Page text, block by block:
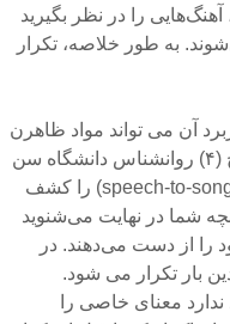
را در نظر بگیرید
به طور خلاصه، تکرار
آن می تواند مواد ظاهرن
غیر موسیقیایی را به صورت چشمگیری به آهنگ تبدیل کند. دیانا دویچ (۴) روانشناس دانشگاه سن
دیگو در کالیفرنیا نمونه ای قدرتمند از توهم «گفتار-آهنگ» (speech-to-song illusion) را کشف
شما در نهایت می‌شنوید
را از دست می‌دهند. در
بار تکرار می شود.
معنای خاصی را